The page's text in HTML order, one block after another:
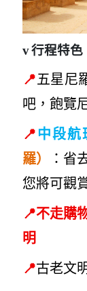
v行程特色
📍五星尼
吧，飽覽
📍 中段航
羅）
：省
您將可觀
📍不走購
明
📍古老文